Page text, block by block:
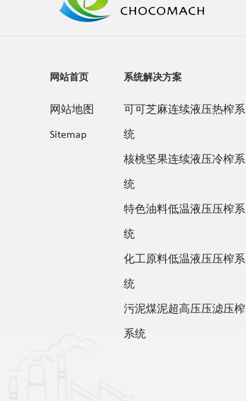
网站首页
网站地图
Sitemap
系统解决方案
可可芝麻连续液压热榨系
统
核桃坚果连续液压冷榨系
统
特色油料低温液压压榨系
统
化工原料低温液压压榨系
统
污泥煤泥超高压压滤压榨
系统